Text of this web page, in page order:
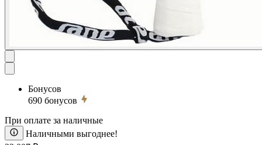
Бонусов
690 бонусов
При оплате за наличные
Наличными выгоднее!